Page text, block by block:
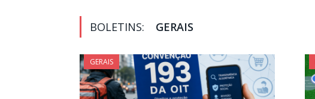
BOLETINS: GERAIS
GERAIS